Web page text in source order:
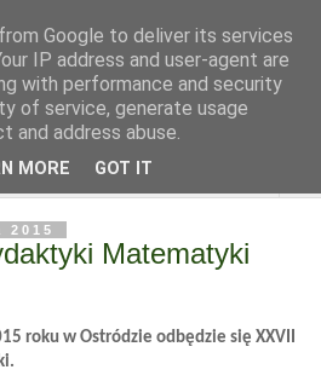
2015
Matematyki
roku w Ostródzie odbędzie się XXVII
Google to deliver its services
IP address and user-agent are
with performance and security
of service, generate usage
address abuse.
MORE GOT IT